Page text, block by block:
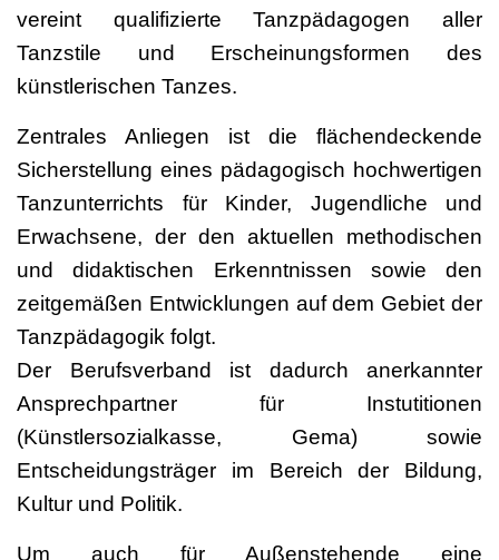
vereint qualifizierte Tanzpädagogen aller
Tanzstile und Erscheinungsformen des
künstlerischen Tanzes.
Zentrales Anliegen ist die flächendeckende
Sicherstellung eines pädagogisch hochwertigen
Tanzunterrichts für Kinder, Jugendliche und
Erwachsene, der den aktuellen methodischen
und didaktischen Erkenntnissen sowie den
zeitgemäßen Entwicklungen auf dem Gebiet der
Tanzpädagogik folgt.
Der Berufsverband ist dadurch anerkannter
Ansprechpartner für Instutitionen
(Künstlersozialkasse, Gema) sowie
Entscheidungsträger im Bereich der Bildung,
Kultur und Politik.
Um auch für Außenstehende eine